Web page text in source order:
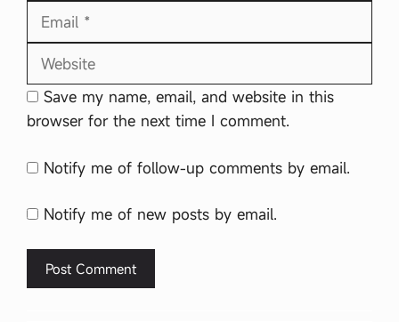
Email
Website
Save my name, email, and website in this
browser for the next time I comment.
Notify me of follow-up comments by email.
Notify me of new posts by email.